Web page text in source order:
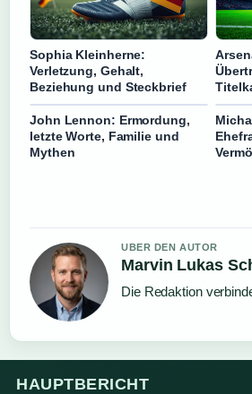
Sophia Kleinherne:
Verletzung, Gehalt,
Beziehung und Steckbrief
John Lennon: Ermordung,
letzte Worte, Familie und
Mythen
UBER DEN AUTOR
Marvin Lukas
Die Redaktion
HAUPTBERICHT